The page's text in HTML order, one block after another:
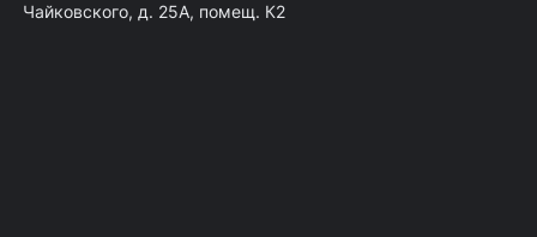
Чайковского, д. 25А, помещ. К2